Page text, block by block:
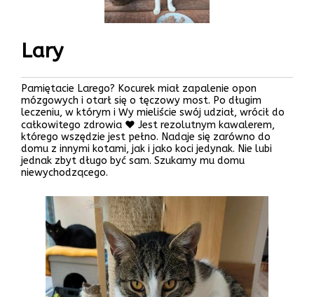
Lary
Pamiętacie Larego? Kocurek miał zapalenie opon
mózgowych i otarł się o tęczowy most. Po długim
leczeniu, w którym i Wy mieliście swój udział, wrócił do
całkowitego zdrowia ♥️ Jest rezolutnym kawalerem,
którego wszędzie jest pełno. Nadaje się zarówno do
domu z innymi kotami, jak i jako koci jedynak. Nie lubi
jednak zbyt długo być sam. Szukamy mu domu
niewychodzącego.